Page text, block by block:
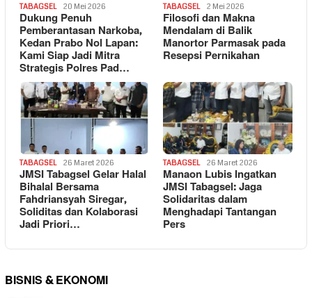
TABAGSEL 20 Mei 2026
Dukung Penuh
Pemberantasan Narkoba,
Kedan Prabo Nol Lapan:
Kami Siap Jadi Mitra
Strategis Polres Pad…
TABAGSEL 2 Mei 2026
Filosofi dan Makna
Mendalam di Balik
Manortor Parmasak pada
Resepsi Pernikahan
TABAGSEL 26 Maret 2026
JMSI Tabagsel Gelar Halal
Bihalal Bersama
Fahdriansyah Siregar,
Soliditas dan Kolaborasi
Jadi Priori…
TABAGSEL 26 Maret 2026
Manaon Lubis Ingatkan
JMSI Tabagsel: Jaga
Solidaritas dalam
Menghadapi Tantangan
Pers
BISNIS & EKONOMI